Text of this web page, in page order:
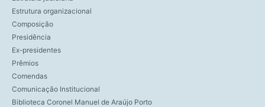
Estrutura organizacional
Composição
Presidência
Ex-presidentes
Prêmios
Comendas
Comunicação Institucional
Biblioteca Coronel Manuel de Araújo Porto